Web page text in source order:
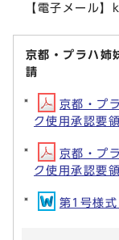
【電子メール】
京都・プラハ姉
請
京都・プ
ク使用承認要
京都・プ
ク使用承認要
第1号様